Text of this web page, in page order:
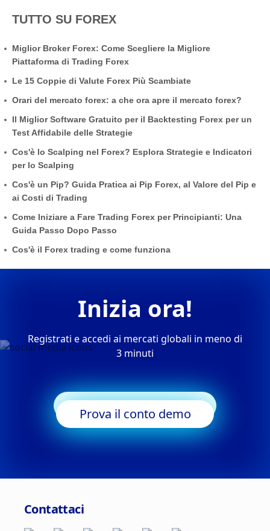
TUTTO SU FOREX
Miglior Broker Forex: Come Scegliere la Migliore
Piattaforma di Trading Forex
Le 15 Coppie di Valute Forex Più Scambiate
Orari del mercato forex: a che ora apre il mercato forex?
Il Miglior Software Gratuito per il Backtesting Forex per un
Test Affidabile delle Strategie
Cos'è lo Scalping nel Forex? Esplora Strategie e Indicatori
per lo Scalping
Cos'è un Pip? Guida Pratica ai Pip Forex, al Valore del Pip e
ai Costi di Trading
Come Iniziare a Fare Trading Forex per Principianti: Una
Guida Passo Dopo Passo
Cos'è il Forex trading e come funziona
Inizia ora!
Registrati e accedi ai mercati globali in meno di
3 minuti
Inizia a fare trading
Prova il conto demo
Contattaci